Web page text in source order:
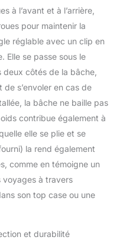
à l’avant et à l’arrière,
pour maintenir la
réglable avec un clip en
Elle se passe sous le
côtés de la bâche,
de s’envoler en cas de
la bâche ne baille pas
contribue également à
elle se plie et se
la rend également
comme en témoigne un
voyages à travers
son top case ou une
et durabilité